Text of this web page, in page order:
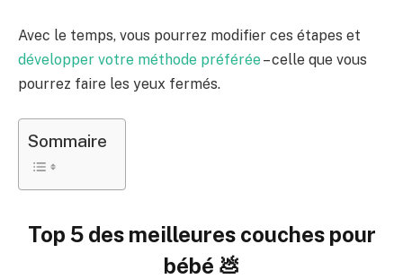
Avec le temps, vous pourrez modifier ces étapes et
développer votre méthode préférée– celle que vous
pourrez faire les yeux fermés.
Sommaire
Top 5 des meilleures couches pour
bébé 💩